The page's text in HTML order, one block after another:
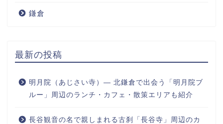
鎌倉
最新の投稿
明月院（あじさい寺）― 北鎌倉で出会う「明月院ブ
ルー」周辺のランチ・カフェ・散策エリアも紹介
長谷観音の名で親しまれる古刹「長谷寺」周辺のカ